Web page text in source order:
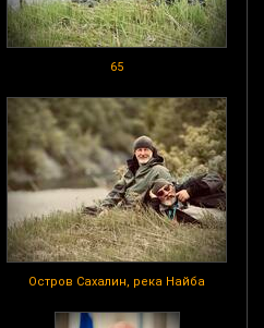
65
Остров Сахалин, река Найба